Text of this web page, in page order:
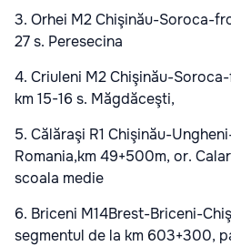
3. Orhei M2 Chişinău-Soroca-
27 s. Peresecina
4. Criuleni M2 Chişinău-
km 15-16 s. Măgdăceşti,
5. Călăraşi R1 Chişinău-
Romania,km 49+500m, or.
scoala medie
6. Briceni M14Brest-Briceni-
segmentul de la km 603+300,